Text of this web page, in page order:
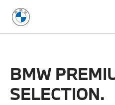
BMW
SELECTION.